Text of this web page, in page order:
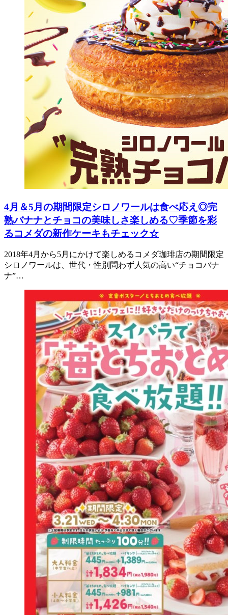
4月＆5月の期間限定シロノワールは食べ応え◎完
熟バナナとチョコの美味しさ楽しめる♡季節を彩
るコメダの新作ケーキもチェック☆
2018年4月から5月にかけて楽しめるコメダ珈琲店の期間限定
シロノワールは、世代・性別問わず人気の高い“チョコバナ
ナ”…